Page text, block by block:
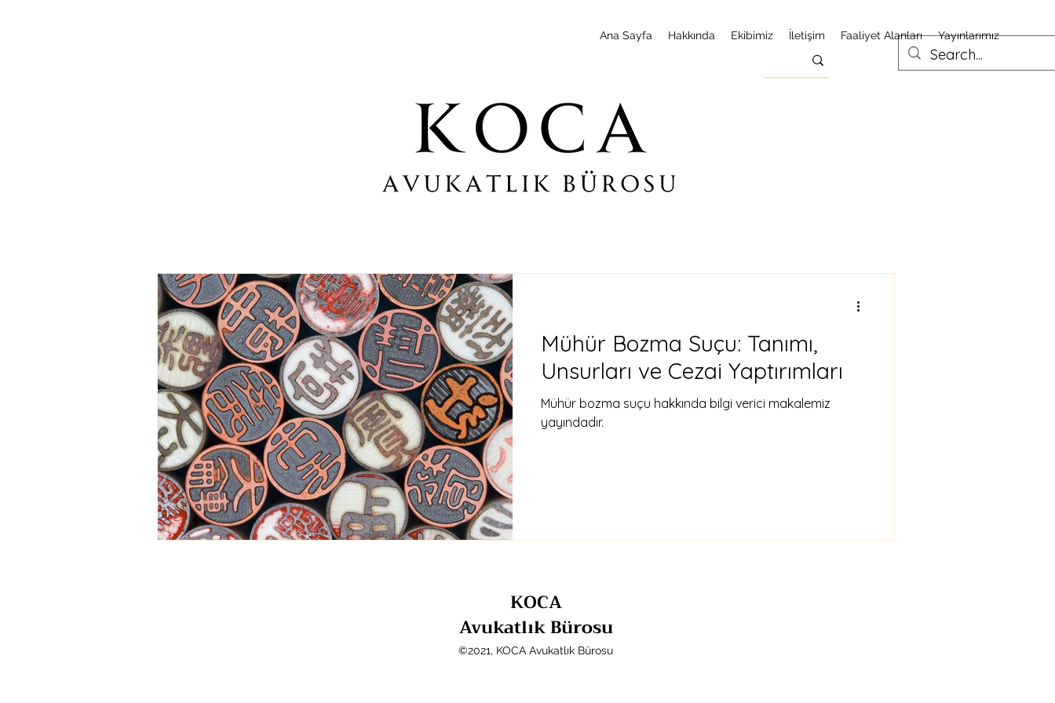
Ana Sayfa Hakkında Ekibimiz İletişim Faaliyet Alanları Yayınlarımız
Mühür Bozma Suçu: Tanımı,
Unsurları ve Cezai Yaptırımları
Mühür bozma suçu hakkında bilgi verici makalemiz
yayındadır.
KOCA
Avukatlık Bürosu
©2021, KOCA Avukatlık Bürosu